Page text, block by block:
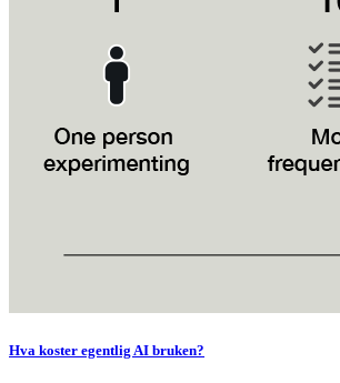
Hva koster egentlig AI bruken?